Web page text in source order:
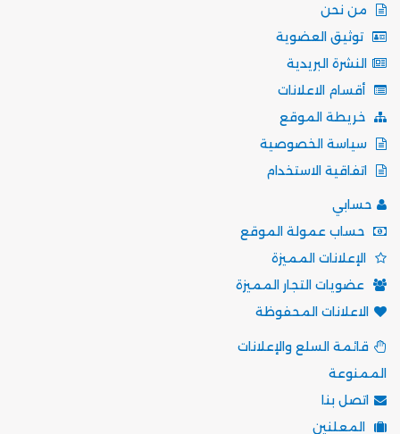
من نحن
توثيق العضوية
النشرة البريدية
أقسام الاعلانات
خريطة الموقع
سياسة الخصوصية
اتفاقية الاستخدام
حسابي
حساب عمولة الموقع
الإعلانات المميزة
عضويات التجار المميزة
الاعلانات المحفوظة
قائمة السلع والإعلانات
الممنوعة
اتصل بنا
المعلنين